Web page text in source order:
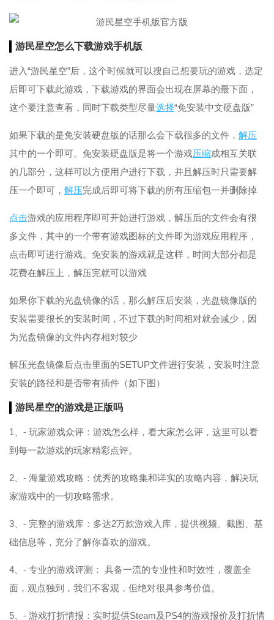
游民星空怎么下载游戏手机版
进入“游民星空”后，这个时候就可以搜自己想要玩的游戏，选定
后即可下载此游戏，下载游戏的界面会出现在屏幕的最下面，
这个要注意查看，同时下载类型尽量选择“免安装中文硬盘版”
如果下载的是免安装硬盘版的话那么会下载很多的文件， 解压
其中的一个即可。免安装硬盘版是将一个游戏压缩成相互关联
的几部分，这样可以方便用户进行下载，并且解压时只需要解
压一个即可， 解压完成后即可将下载的所有压缩包一并删除掉
点击游戏的应用程序即可开始进行游戏，解压后的文件会有很
多文件，其中的一个带有游戏图标的文件即为游戏应用程序，
点击即可进行游戏。免安装的游戏就是这样，时间大部分都是
花费在解压上，解压完就可以游戏
如果你下载的光盘镜像的话，那么解压后安装，光盘镜像版的
安装需要很长的安装时间，不过下载的时间相对就会减少，因
为光盘镜像的文件内存相对较少
解压光盘镜像后点击里面的SETUP文件进行安装，安装时注意
安装的路径和是否带有插件（如下图）
游民星空的游戏是正版吗
1、- 玩家游戏众评：游戏怎么样，看大家怎么评，这里可以看
到每一款游戏的玩家精彩点评。
2、- 海量游戏攻略：优秀的攻略集和详实的攻略内容，解决玩
家游戏中的一切攻略需求。
3、- 完整的游戏库：多达2万款游戏入库，提供视频、截图、基
础信息等，充分了解你喜欢的游戏。
4、- 专业的游戏评测： 具备一流的专业性和时效性，覆盖全
面，观点独到，我们不客观，但绝对很具参考价值。
5、- 游戏打折情报：实时提供Steam及PS4的游戏报价及打折情